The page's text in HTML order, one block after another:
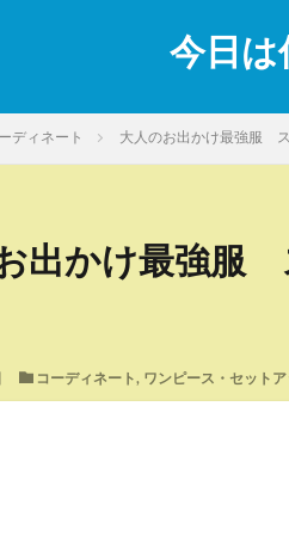
今日は
ディネート 大人のお出かけ最強服
出かけ最強服
コーディネート, ワンピース・セット